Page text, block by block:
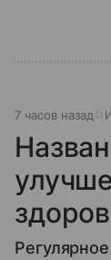
7 часов назад